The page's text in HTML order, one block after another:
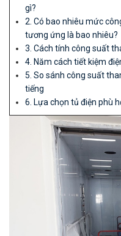
gì?
2. Có bao nhiêu mức
tương ứng là bao nhiêu?
3. Cách tính công suất
4. Năm cách tiết kiệm
5. So sánh công suất
tiếng
6. Lựa chọn tủ điện phù